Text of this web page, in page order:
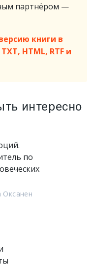
партнёром —
книги в
HTML, RTF и
интересно
по
Оксанен